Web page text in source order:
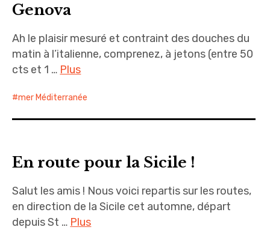
Genova
Ah le plaisir mesuré et contraint des douches du
matin à l’italienne, comprenez, à jetons (entre 50
cts et 1 … Plus
mer Méditerranée
En route pour la Sicile !
Salut les amis ! Nous voici repartis sur les routes,
en direction de la Sicile cet automne, départ
depuis St … Plus